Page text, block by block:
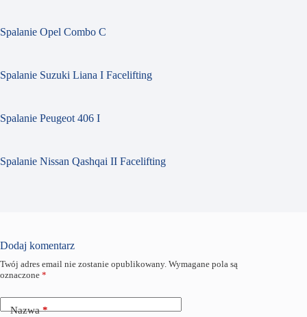
Spalanie Opel Combo C
Spalanie Suzuki Liana I Facelifting
Spalanie Peugeot 406 I
Spalanie Nissan Qashqai II Facelifting
Dodaj komentarz
Twój adres email nie zostanie opublikowany. Wymagane pola są
oznaczone *
Nazwa*